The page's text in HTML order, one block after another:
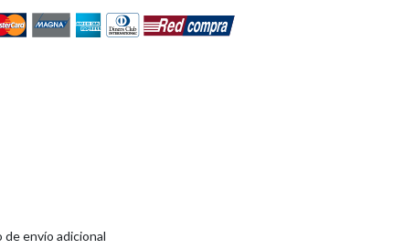
de envío adicional